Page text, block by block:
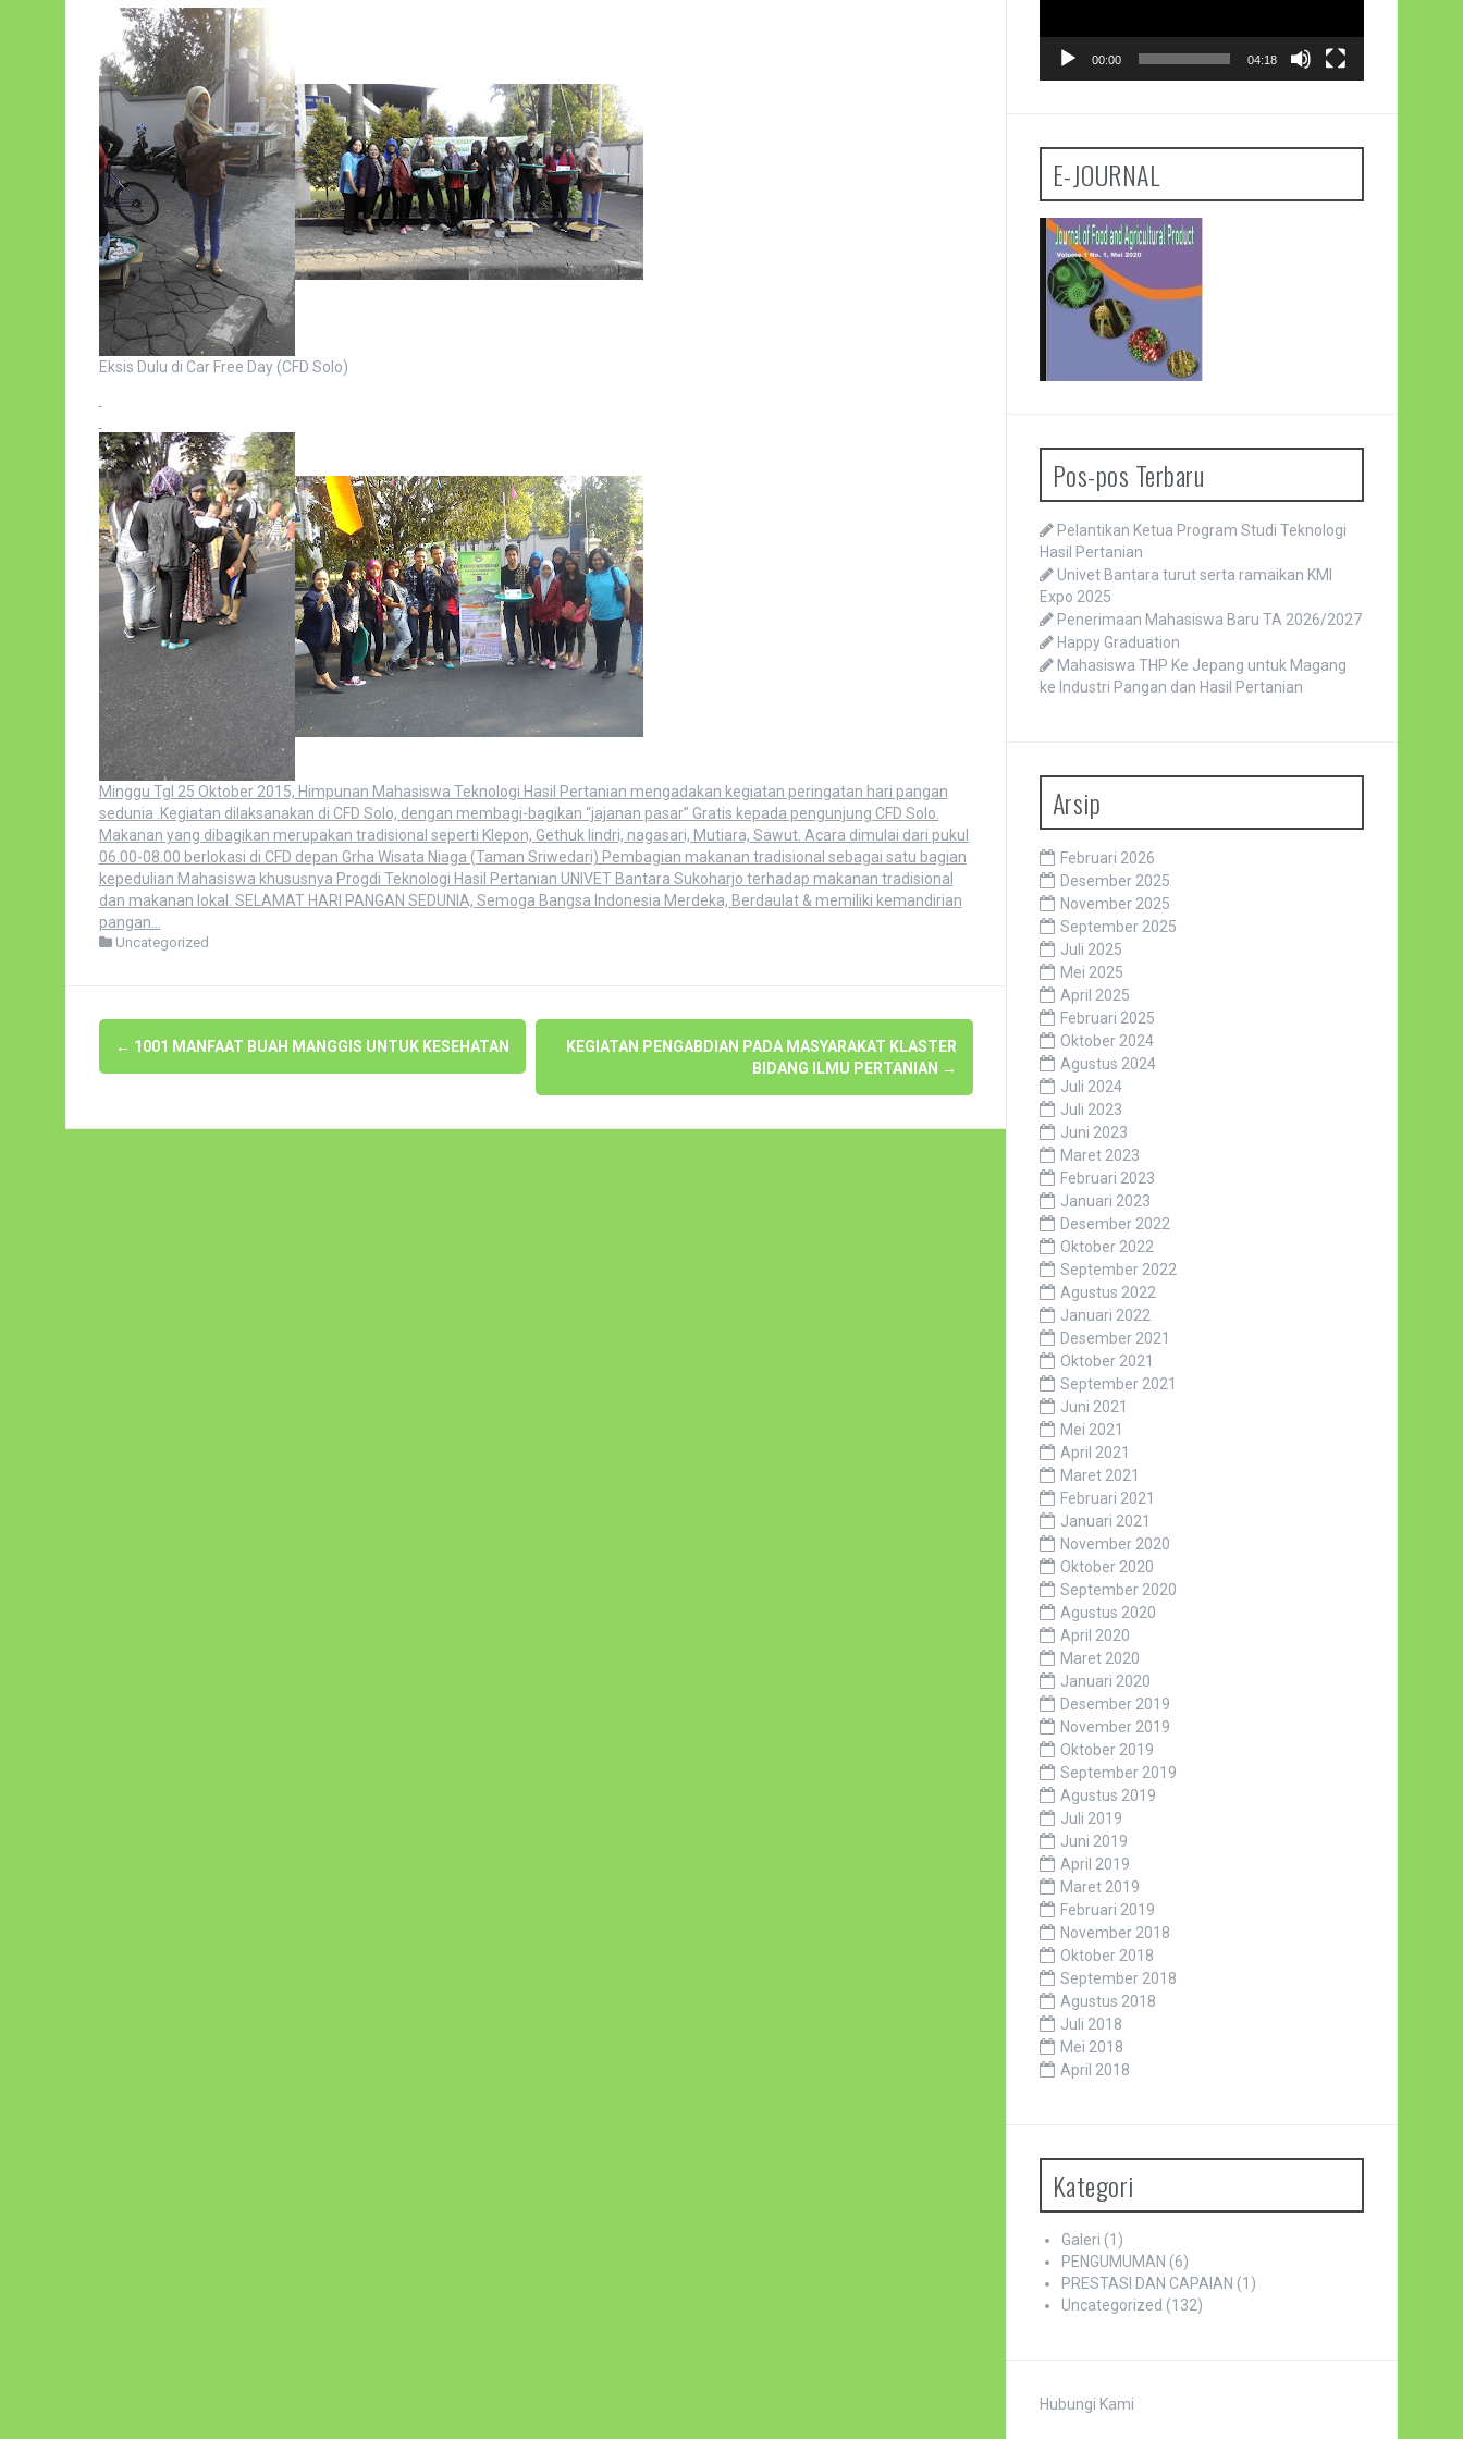
Eksis Dulu di Car Free Day (CFD Solo)
Minggu Tgl 25 Oktober 2015, Himpunan Mahasiswa Teknologi Hasil Pertanian mengadakan kegiatan peringatan hari pangan
sedunia .Kegiatan dilaksanakan di CFD Solo, dengan membagi-bagikan “jajanan pasar” Gratis kepada pengunjung CFD Solo.
Makanan yang dibagikan merupakan tradisional seperti Klepon, Gethuk lindri, nagasari, Mutiara, Sawut. Acara dimulai dari pukul
06.00-08.00 berlokasi di CFD depan Grha Wisata Niaga (Taman Sriwedari) Pembagian makanan tradisional sebagai satu bagian
kepedulian Mahasiswa khususnya Progdi Teknologi Hasil Pertanian UNIVET Bantara Sukoharjo terhadap makanan tradisional
dan makanan lokal. SELAMAT HARI PANGAN SEDUNIA, Semoga Bangsa Indonesia Merdeka, Berdaulat & memiliki kemandirian
pangan…
Uncategorized
Navigasi
pos
← 1001 MANFAAT BUAH MANGGIS UNTUK KESEHATAN
KEGIATAN PENGABDIAN PADA MASYARAKAT KLASTER
BIDANG ILMU PERTANIAN →
00:00 04:18
E-JOURNAL
Pos-pos Terbaru
Pelantikan Ketua Program Studi Teknologi
Hasil Pertanian
Univet Bantara turut serta ramaikan KMI
Expo 2025
Penerimaan Mahasiswa Baru TA 2026/2027
Happy Graduation
Mahasiswa THP Ke Jepang untuk Magang
ke Industri Pangan dan Hasil Pertanian
Arsip
Februari 2026
Desember 2025
November 2025
September 2025
Juli 2025
Mei 2025
April 2025
Februari 2025
Oktober 2024
Agustus 2024
Juli 2024
Juli 2023
Juni 2023
Maret 2023
Februari 2023
Januari 2023
Desember 2022
Oktober 2022
September 2022
Agustus 2022
Januari 2022
Desember 2021
Oktober 2021
September 2021
Juni 2021
Mei 2021
April 2021
Maret 2021
Februari 2021
Januari 2021
November 2020
Oktober 2020
September 2020
Agustus 2020
April 2020
Maret 2020
Januari 2020
Desember 2019
November 2019
Oktober 2019
September 2019
Agustus 2019
Juli 2019
Juni 2019
April 2019
Maret 2019
Februari 2019
November 2018
Oktober 2018
September 2018
Agustus 2018
Juli 2018
Mei 2018
April 2018
Kategori
Galeri (1)
PENGUMUMAN (6)
PRESTASI DAN CAPAIAN (1)
Uncategorized (132)
Hubungi Kami